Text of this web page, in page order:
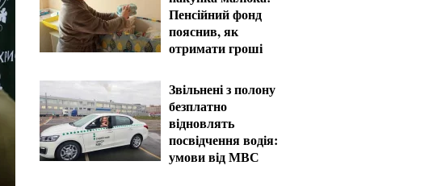
Пенсійний фонд
пояснив, як
отримати гроші
Звільнені з полону
безплатно
відновлять
посвідчення водія:
умови від МВС